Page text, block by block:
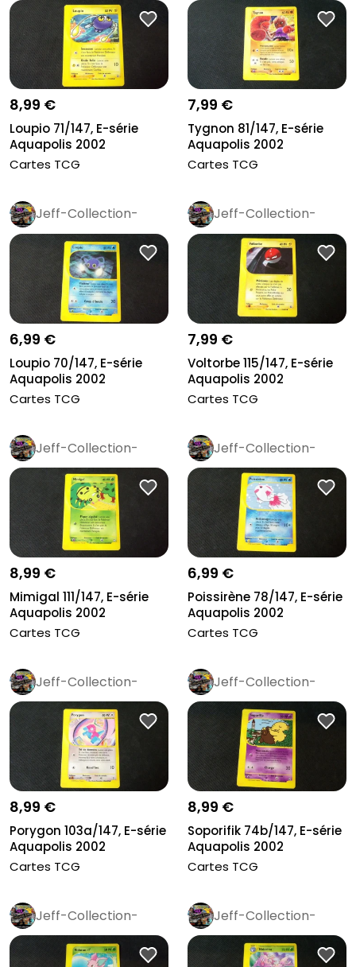
8,99 €
Loupio 71/147, E-série
Aquapolis 2002
Cartes TCG
7,99 €
Tygnon 81/147, E-série
Aquapolis 2002
Cartes TCG
Jeff-Collection-
Rétro Pro
6,99 €
Loupio 70/147, E-série
Aquapolis 2002
Cartes TCG
Jeff-Collection-
Rétro Pro
7,99 €
Voltorbe 115/147, E-série
Aquapolis 2002
Cartes TCG
Jeff-Collection-
Rétro Pro
8,99 €
Mimigal 111/147, E-série
Aquapolis 2002
Cartes TCG
Jeff-Collection-
Rétro Pro
6,99 €
Poissirène 78/147, E-série
Aquapolis 2002
Cartes TCG
Jeff-Collection-
Rétro Pro
8,99 €
Porygon 103a/147, E-série
Aquapolis 2002
Cartes TCG
Jeff-Collection-
Rétro Pro
8,99 €
Soporifik 74b/147, E-série
Aquapolis 2002
Cartes TCG
Jeff-Collection-
Rétro Pro
Jeff-Collection-
Rétro Pro